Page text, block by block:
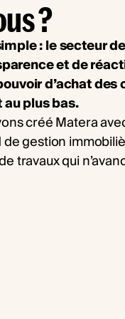
?
: le secteur
et de
d’achat
plus bas.
créé Matera
gestion
travaux qui